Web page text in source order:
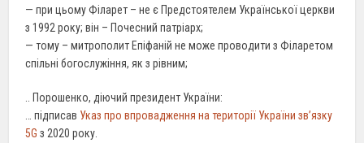
— при цьому Філарет – не є Предстоятелем Української церкви
з 1992 року; він – Почесний патріарх;
— тому – митрополит Епіфаній не може проводити з Філаретом
спільні богослужіння, як з рівним;
.. Порошенко, діючий президент України:
… підписав Указ про впровадження на території України зв’язку
5G з 2020 року.